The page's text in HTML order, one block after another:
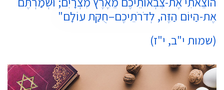
אֶת-הַיּוֹם הַזֶּה, לְדֹרֹתֵיכֶם–חֻקַּת עוֹלָם"
(שמות י"ב, י"ז)